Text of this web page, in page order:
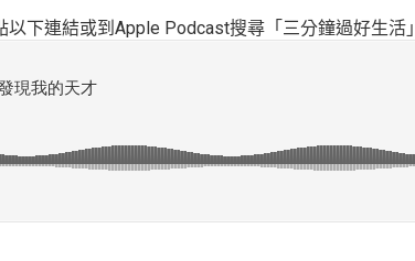
下連結或到Apple Podcast搜尋「三分鐘過好生活」